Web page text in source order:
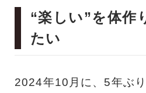
“楽しい”を体作
たい
2024年10月に、5年ぶ